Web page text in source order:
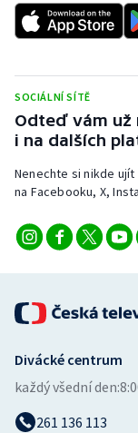
Sportovní
Triatlon
Veslování
Vodní slalom
Volejbal
Ostatní
SOCIÁLNÍ SÍTĚ
Odteď vám už
i na dalších
Nenechte si nikde
na Facebooku, X,
Divácké centrum
každý všední den:
261 136 113